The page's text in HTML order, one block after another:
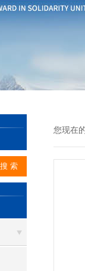
您现在